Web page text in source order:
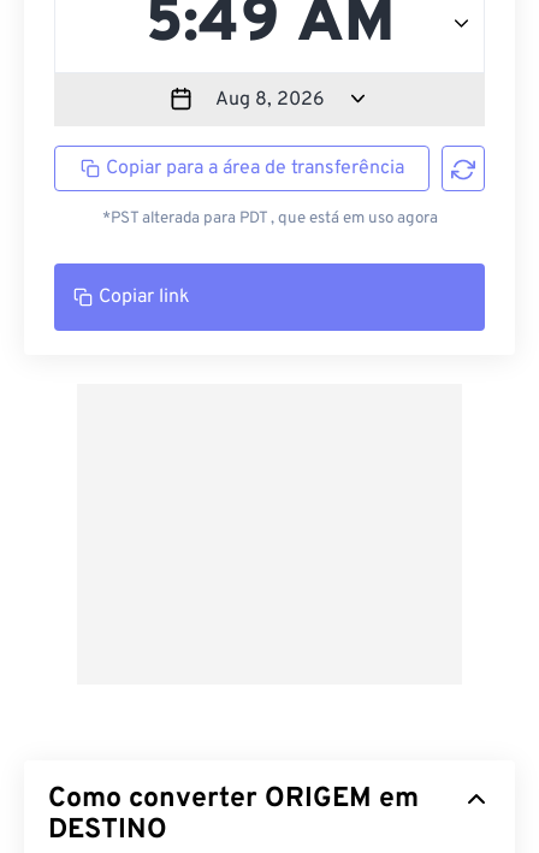
Copiar para a área de transferência
*PST alterada para PDT , que está em uso agora
Copiar link
Como converter ORIGEM em
DESTINO